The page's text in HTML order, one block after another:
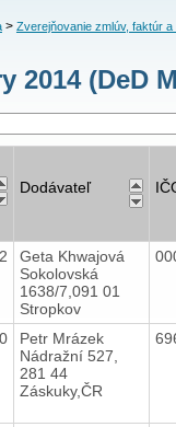
> Zverejňovanie zmlúv, faktúr a
2014 (DeD
Dodávateľ
Geta Khwajová
Sokolovská
1638/7,091 01
Stropkov
Petr Mrázek
Nádražní 527,
281 44
Záskuky,ČR